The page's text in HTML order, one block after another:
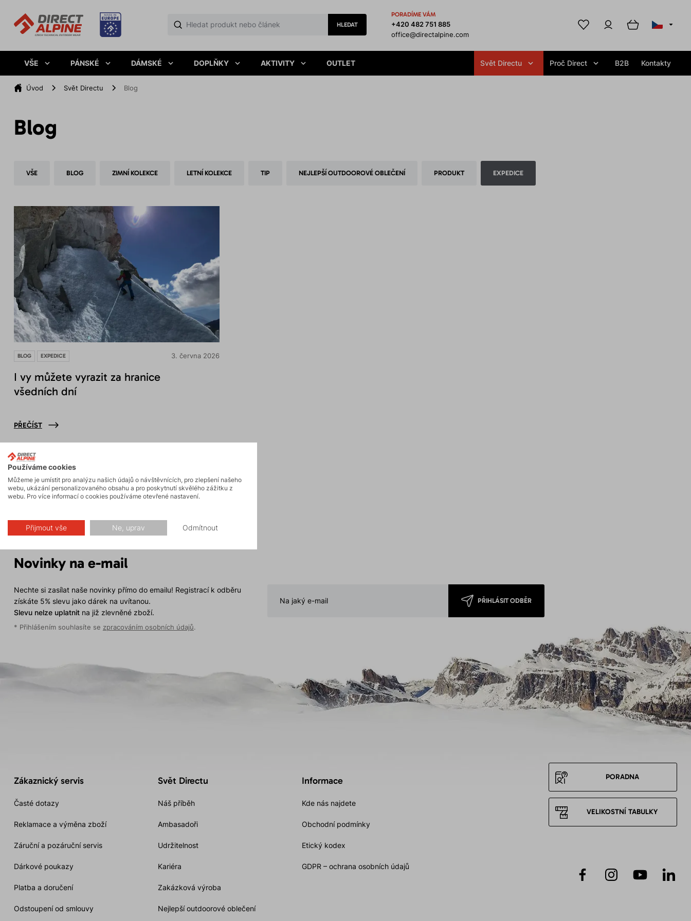
HLEDAT
PORADÍME VÁM
+420 482 751 885
office@directalpine.com
VŠE PÁNSKÉ DÁMSKÉ DOPLŇKY AKTIVITY OUTLET Svět Directu Proč Direct B2B Kontakty
Úvod Svět Directu Blog
Blog
VŠE BLOG ZIMNÍ KOLEKCE LETNÍ KOLEKCE TIP NEJLEPŠÍ OUTDOOROVÉ OBLEČENÍ PRODUKT EXPEDICE
3. června 2026
BLOG EXPEDICE
I vy můžete vyrazit za hranice
všedních dní
PŘEČÍST
Novinky na e-mail
Nechte si zasílat naše novinky přímo do emailu! Registrací k odběru
získáte 5% slevu jako dárek na uvítanou.
Slevu nelze uplatnitna již zlevněné zboží.
* Přihlášením souhlasíte se zpracováním osobních údajů.
PŘIHLÁSIT ODBĚR
Zákaznický servis
Časté dotazy
Reklamace a výměna zboží
Záruční a pozáruční servis
Dárkové poukazy
Platba a doručení
Odstoupení od smlouvy
Svět Directu
Náš příběh
Ambasadoři
Udržitelnost
Kariéra
Zakázková výroba
Nejlepší outdoorové oblečení
Informace
Kde nás najdete
Obchodní podmínky
Etický kodex
GDPR – ochrana osobních údajů
PORADNA
VELIKOSTNÍ TABULKY
Používáme cookies
Můžeme je umístit pro analýzu našich údajů o návštěvnících, pro zlepšení našeho
webu, ukázání personalizovaného obsahu a pro poskytnutí skvělého zážitku z
webu. Pro více informací o cookies používáme otevřené nastavení.
Přijmout vše Ne, uprav Odmítnout